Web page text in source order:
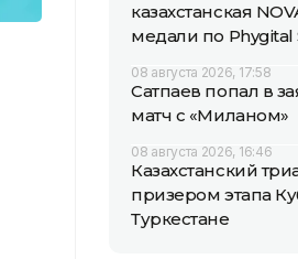
казахстанская
медали по Phygital
08 августа 2026, 17:58
Сатпаев попал в
матч с «Миланом»
08 августа 2026, 16:46
Казахстанский
призером этапа
Туркестане